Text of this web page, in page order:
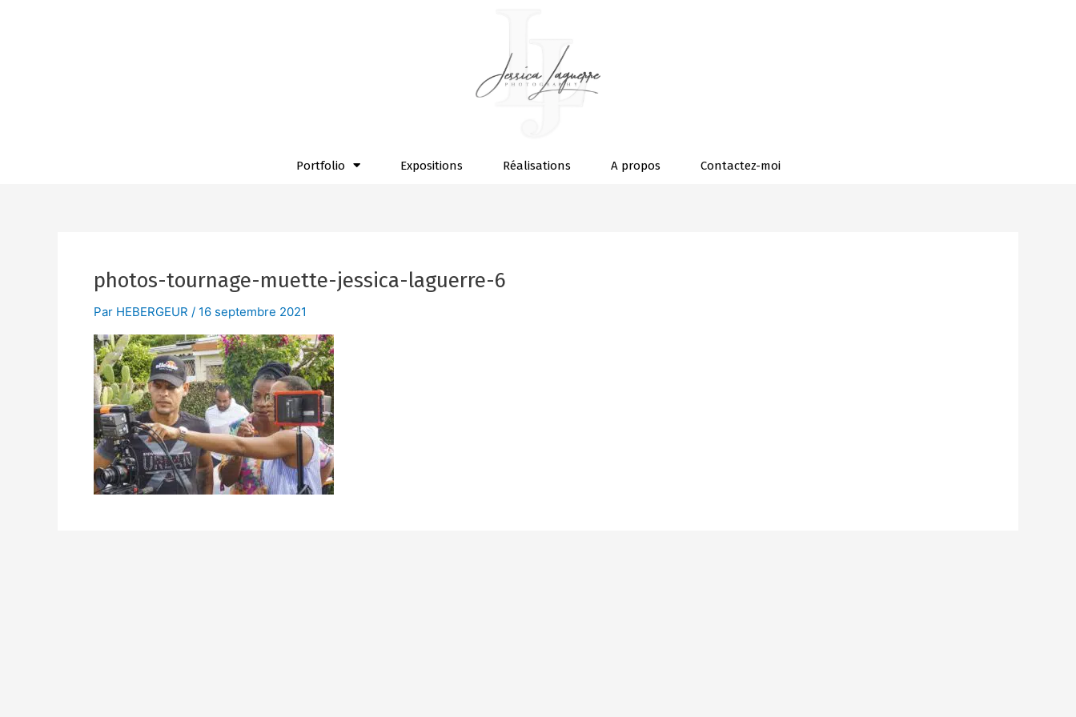
Portfolio Expositions Réalisations A propos Contactez-moi
photos-tournage-muette-jessica-laguerre-6
Par HEBERGEUR / 16 septembre 2021